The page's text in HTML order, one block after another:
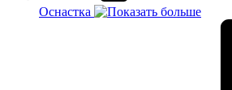
Оснастка